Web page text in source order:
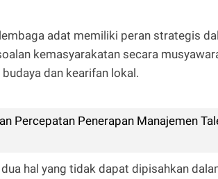
adat memiliki peran strategis
kemasyarakatan secara
dan kearifan lokal.
Percepatan Penerapan Manajemen
hal yang tidak dapat dipisahkan